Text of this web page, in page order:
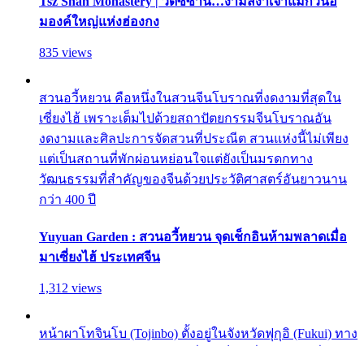
มองค์ใหญ่แห่งฮ่องกง
835 views
สวนอวี้หยวน คือหนึ่งในสวนจีนโบราณที่งดงามที่สุดใน
เซี่ยงไฮ้ เพราะเต็มไปด้วยสถาปัตยกรรมจีนโบราณอัน
งดงามและศิลปะการจัดสวนที่ประณีต สวนแห่งนี้ไม่เพียง
แต่เป็นสถานที่พักผ่อนหย่อนใจแต่ยังเป็นมรดกทาง
วัฒนธรรมที่สำคัญของจีนด้วยประวัติศาสตร์อันยาวนาน
กว่า 400 ปี
Yuyuan Garden : สวนอวี้หยวน จุดเช็กอินห้ามพลาดเมื่อ
มาเซี่ยงไฮ้ ประเทศจีน
1,312 views
หน้าผาโทจินโบ (Tojinbo) ตั้งอยู่ในจังหวัดฟุกุอิ (Fukui) ทาง